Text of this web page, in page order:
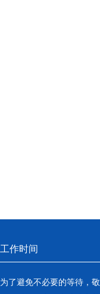
工作时间
为了避免不必要的等待，